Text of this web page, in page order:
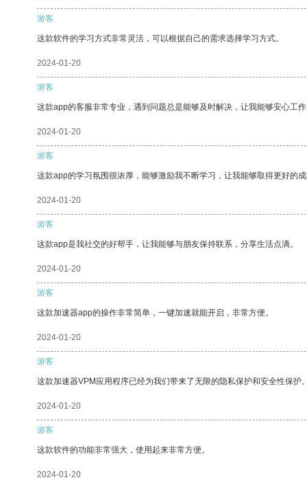
游客
这款软件的学习方式非常灵活，可以根据自己的需求选择学习方式。
2024-01-20
游客
这款app的客服非常专业，遇到问题总是能够及时解决，让我能够安心工作
2024-01-20
游客
这款app的学习氛围很浓厚，能够激励我不断学习，让我能够取得更好的成
2024-01-20
游客
这款app是我社交的好帮手，让我能够与朋友保持联系，分享生活点滴。
2024-01-20
游客
这款加速器app的操作非常简单，一键加速就能开启，非常方便。
2024-01-20
游客
这款加速器VPM应用程序已经为我们带来了无限的隐私保护和安全性保护。
2024-01-20
游客
这款软件的功能非常强大，使用起来非常方便。
2024-01-20